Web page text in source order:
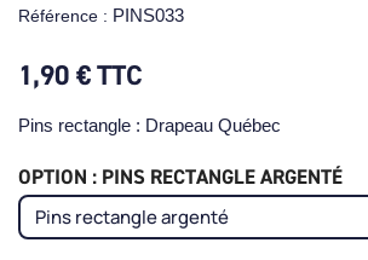
Référence : PINS033
1,90 €TTC
Pins rectangle : Drapeau Québec
OPTION : PINS RECTANGLE ARGENTÉ